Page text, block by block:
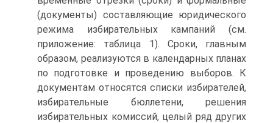
(документы) составляющие юридического
режима избирательных кампаний (см.
приложение: таблица 1). Сроки, главным
образом, реализуются в календарных планах
по подготовке и проведению выборов. К
документам относятся списки избирателей,
избирательные бюллетени, решения
избирательных комиссий, целый ряд других